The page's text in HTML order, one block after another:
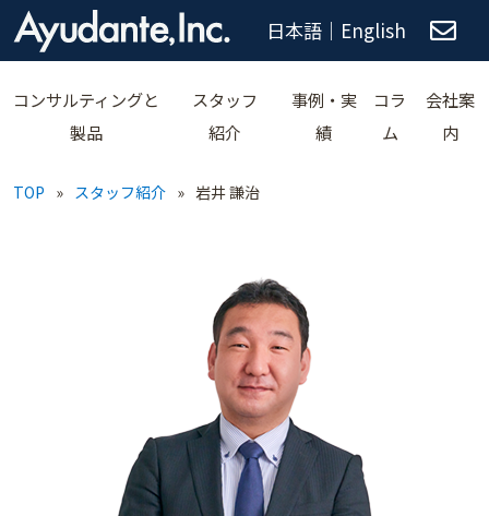
日本語 ｜ English
コンサルティングと
製品
スタッフ
紹介
事例・実
績
コラ
ム
会社案
内
TOP » スタッフ紹介 » 岩井 謙治